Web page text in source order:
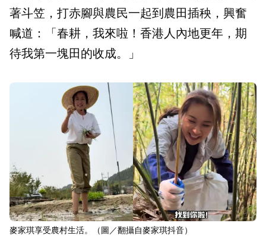
著斗笠，打赤腳與農民一起到農田插秧，興奮
喊道：「春耕，我來啦！香港人內地更年，期
待我第一塊田的收成。」
麥家琪享受農村生活。（圖／翻攝自麥家琪抖音）